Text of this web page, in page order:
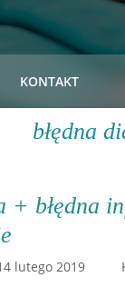
KONTAKT
błędna
+ błędna
lutego 2019